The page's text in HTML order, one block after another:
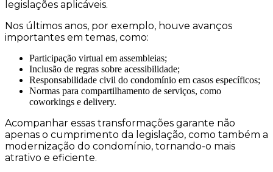
legislações aplicáveis.
Nos últimos anos, por exemplo, houve avanços
importantes em temas, como:
Participação virtual em assembleias;
Inclusão de regras sobre acessibilidade;
Responsabilidade civil do condomínio em casos específicos;
Normas para compartilhamento de serviços, como
coworkings e delivery.
Acompanhar essas transformações garante não
apenas o cumprimento da legislação, como também a
modernização do condomínio, tornando-o mais
atrativo e eficiente.